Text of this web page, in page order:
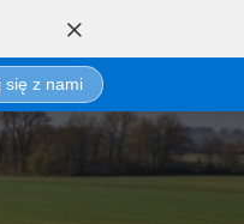
się z nami